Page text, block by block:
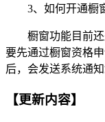
3、如何开通橱窗
橱窗功能目前还
要先通过橱窗资格
后，会发送系统通知
【更新内容】